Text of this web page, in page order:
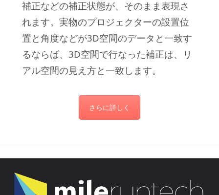
補正などの補正状態が、そのまま表現さ
れます。実物のプロジェクターの設置位
置と角度などが3D空間のデータと一致す
るならば、3D空間で行なった補正は、リ
アル空間の見え方と一致します。
さらに詳しく